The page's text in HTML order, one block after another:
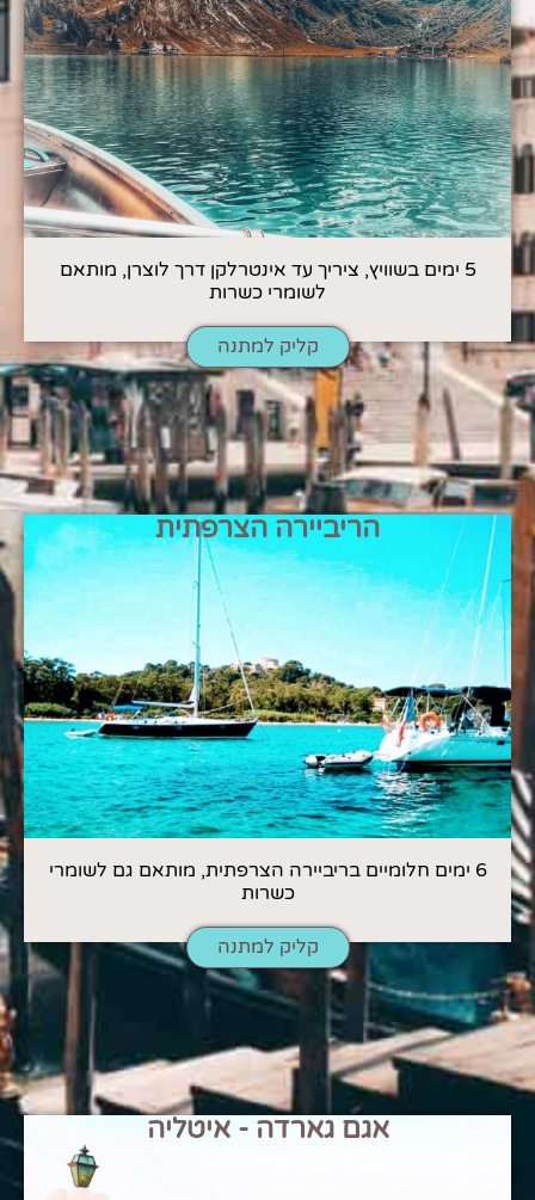
5 ימים בשוויץ, ציריך עד אינטרלקן דרך לוצרן, מותאם
לשומרי כשרות
קליק למתנה
הריביירה הצרפתית
6 ימים חלומיים בריביירה הצרפתית, מותאם גם לשומרי
כשרות
קליק למתנה
אגם גארדה - איטליה